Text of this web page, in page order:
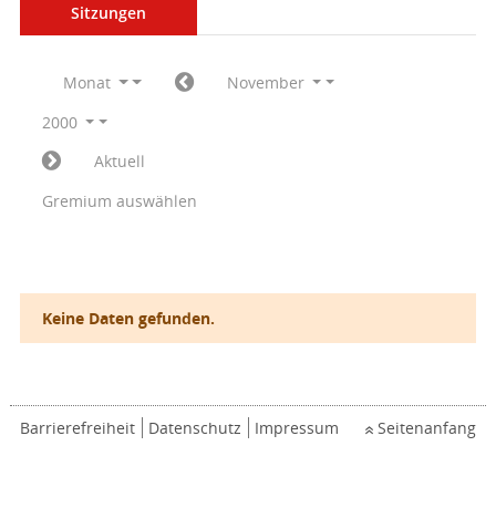
Sitzungen
Monat
November
2000
Aktuell
Gremium auswählen
Keine Daten gefunden.
Barrierefreiheit Datenschutz Impressum Seitenanfang